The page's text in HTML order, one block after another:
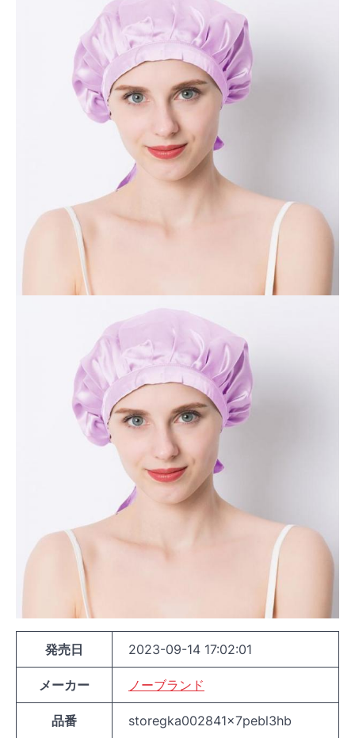
発売日 2023-09-14 17:02:01
メーカー ノーブランド
品番 storegka002841x7pebl3hb